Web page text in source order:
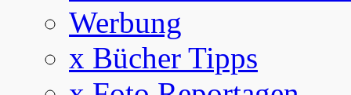
Werbung
x Bücher Tipps